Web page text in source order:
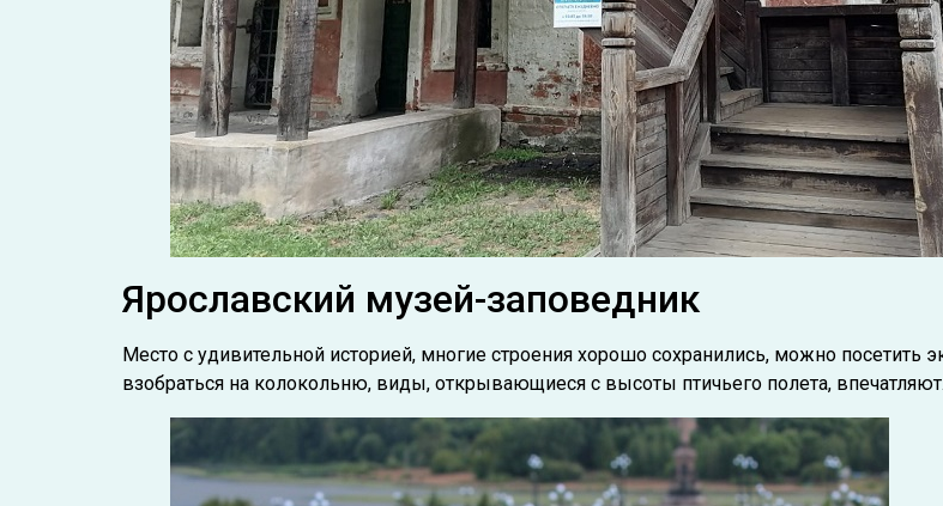
Ярославский музей-заповедник
Место с удивительной историей, многие строения хорошо сохранились, можно посетить
взобраться на колокольню, виды, открывающиеся с высоты птичьего полета,